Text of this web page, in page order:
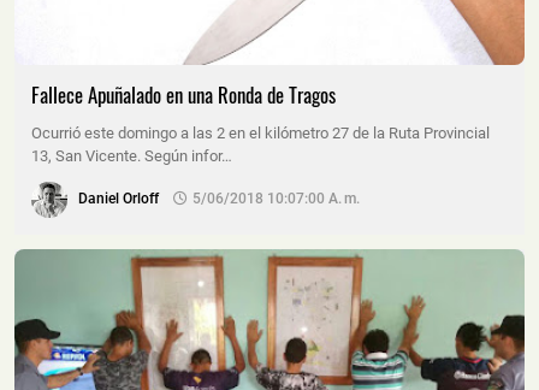
Fallece Apuñalado en una Ronda de Tragos
Ocurrió este domingo a las 2 en el kilómetro 27 de la Ruta Provincial
13, San Vicente. Según infor…
Daniel Orloff 5/06/2018 10:07:00 A. M.